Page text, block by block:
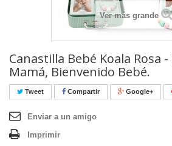
Ver más grande
Canastilla Bebé Koala Rosa -
Mamá, Bienvenido Bebé.
Tweet Compartir Google+
Enviar a un amigo
Imprimir